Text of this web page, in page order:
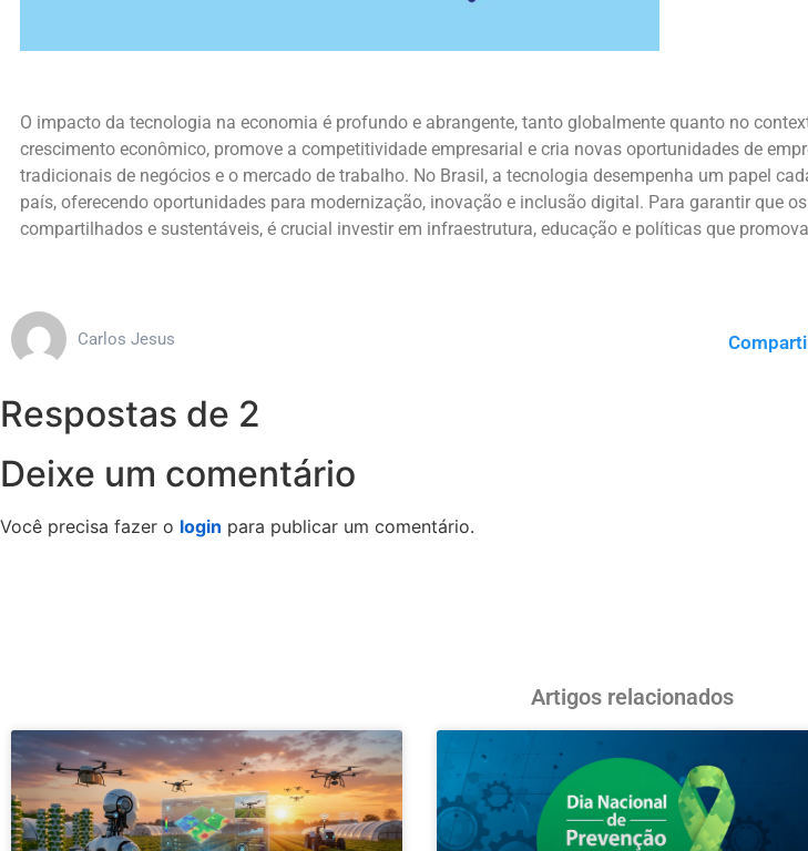
O impacto da tecnologia na economia é profundo e abrangente, tanto globalmente quanto no
crescimento econômico, promove a competitividade empresarial e cria novas oportunidades de
tradicionais de negócios e o mercado de trabalho. No Brasil, a tecnologia desempenha um papel
país, oferecendo oportunidades para modernização, inovação e inclusão digital. Para garantir que
compartilhados e sustentáveis, é crucial investir em infraestrutura, educação e políticas que
Carlos Jesus
Respostas de 2
Deixe um comentário
Você precisa fazer o login para publicar um comentário.
Artigos relacionados